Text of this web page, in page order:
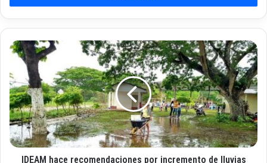
i
b
t
c
o
r
r
e
o
e
I
E
A
M
h
a
c
e
IDEAM hace recomendaciones por incremento de lluvias